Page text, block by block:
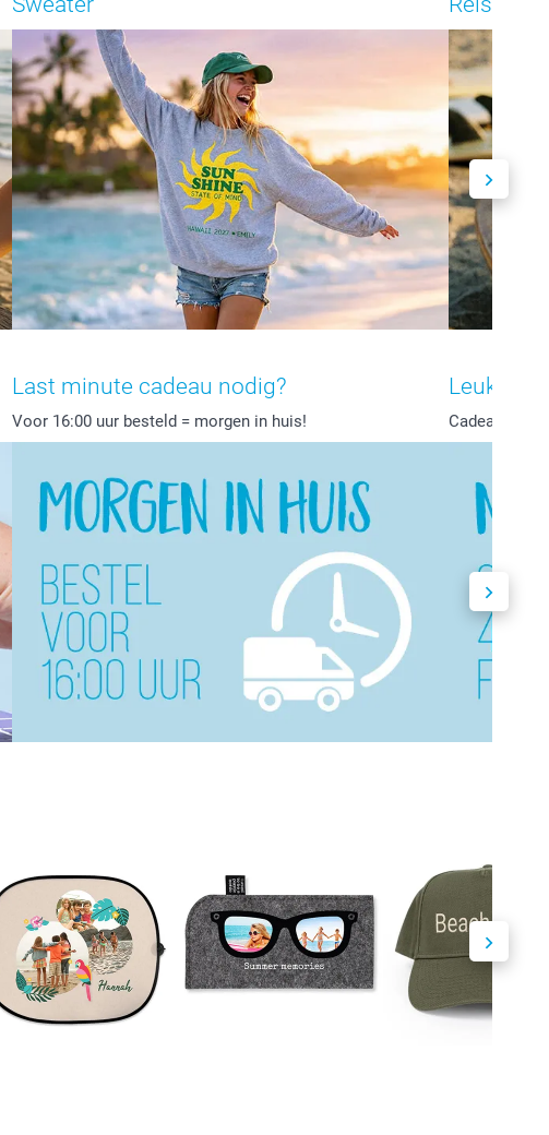
Last minute cadeau nodig?
Voor 16:00 uur besteld = morgen in huis!
Leuk dat
Cadeautje